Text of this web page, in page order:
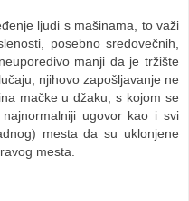
ljudi s mašinama, to važi
posebno sredovečnih,
manji da je tržište
njihovo zapošljavanje ne
mačke u džaku, s kojom se
ugovor kao i svi
mesta da su uklonjene
mesta.